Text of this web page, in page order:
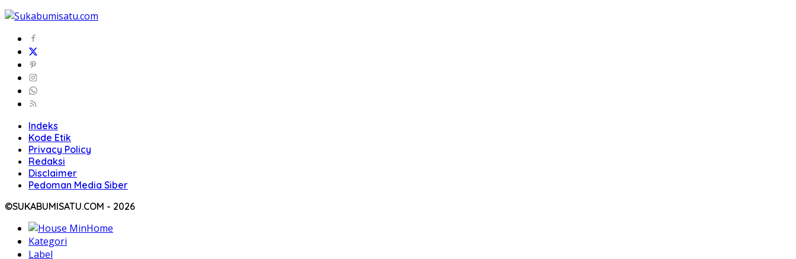
Indeks
Kode Etik
Privacy Policy
Redaksi
Disclaimer
Pedoman Media Siber
©SUKABUMISATU.COM - 2026
Home
Kategori
Label